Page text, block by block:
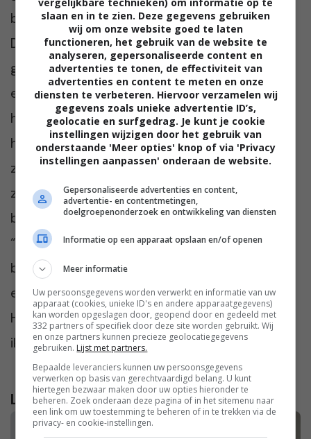
bang bent dat het de ander kwetst,” zegt
Dagmar. “Maar ik merk dat ik niet kan blijven
geven zonder te ontvangen. Echt luisteren is
een vaardigheid die je kunt ontwikkelen, en ik
hoop dat zij dat ook leert. Voor nu betekent
het dat ik mijn eigen grenzen moet bewaken,
zodat ik niet emotioneel uitgeput raak.” Ze
ziet in dat vriendschap soms ook groeien
betekent dat je moeilijke gesprekken voert.
“Ik houd van haar en ik wil onze band
behouden, maar dat betekent ook dat ik
eerlijk moet zijn over mijn eigen behoeften.
Het is geen makkelijke weg, maar ik merk dat
ik me sterker voel als ik voor mezelf opkom.”
Lees verder...
slaan en in te zien. Deze gegevens gebruiken
wij om onze website goed te laten
functioneren, het gebruik van de website te
analyseren, gepersonaliseerde content en
advertenties te tonen, de effectiviteit van
advertenties en content te meten en onze
diensten te verbeteren. Hiervoor verzamelen wij
gegevens zoals unieke advertentie ID’s,
geolocatie en surfgedrag. Je kunt je cookie
instellingen wijzigen door het gebruik van
onderstaande 'Meer opties' knop of via 'Privacy
instellingen aanpassen' onderaan de website.
Gepersonaliseerde advertenties en content,
advertentie- en contentmetingen,
doelgroepenonderzoek en ontwikkeling van diensten
Informatie op een apparaat opslaan en/of openen
Meer informatie
Uw persoonsgegevens worden verwerkt en informatie van uw
apparaat (cookies, unieke ID's en andere apparaatgegevens)
kan worden opgeslagen door, geopend door en gedeeld met
332 partners of specifiek door deze site worden gebruikt. Wij
en onze partners kunnen precieze geolocatiegegevens
gebruiken. Lijst met partners.
Bepaalde leveranciers kunnen uw persoonsgegevens
verwerken op basis van gerechtvaardigd belang. U kunt
hiertegen bezwaar maken door uw opties hieronder te
beheren. Zoek onderaan deze pagina of in het sitemenu naar
een link om uw toestemming te beheren of in te trekken via de
privacy- en cookie-instellingen.